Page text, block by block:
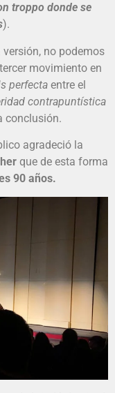
troppo donde se
).
no podemos
movimiento en
perfectaentre el
contrapuntística
conclusión.
agradeció la
que de esta forma
90 años.